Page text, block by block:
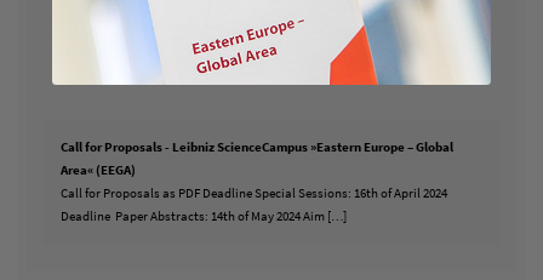
Call for Proposals - Leibniz ScienceCampus »Eastern Europe – Global
Area« (EEGA)
Call for Proposals as PDF Deadline Special Sessions: 16th of April 2024
Deadline Paper Abstracts: 14th of May 2024 Aim […]